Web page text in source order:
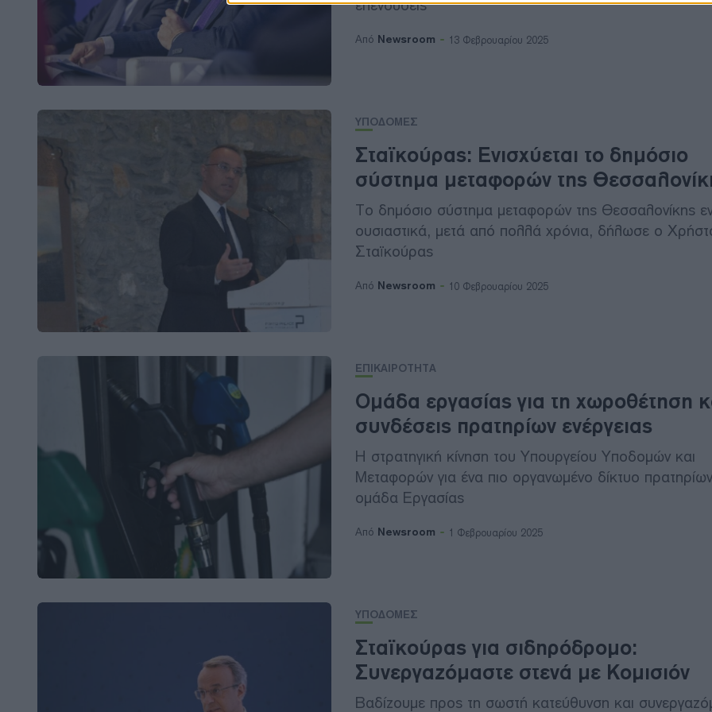
επενδύσεις
Από Newsroom 13 Φεβρουαρίου 2025
ΥΠΟΔΟΜΕΣ
Σταϊκούρας: Ενισχύεται το δημόσιο
σύστημα μεταφορών της
Το δημόσιο σύστημα μεταφορών της Θεσσαλονίκης
ουσιαστικά, μετά από πολλά χρόνια, δήλωσε ο
Σταϊκούρας
Από Newsroom 10 Φεβρουαρίου 2025
ΕΠΙΚΑΙΡΟΤΗΤΑ
Ομάδα εργασίας για τη χωροθέτηση
συνδέσεις πρατηρίων ενέργειας
Η στρατηγική κίνηση του Υπουργείου Υποδομών και
Μεταφορών για ένα πιο οργανωμένο δίκτυο
ομάδα Εργασίας
Από Newsroom 1 Φεβρουαρίου 2025
ΥΠΟΔΟΜΕΣ
Σταϊκούρας για σιδηρόδρομο:
Συνεργαζόμαστε στενά με Κομισιόν
Βαδίζουμε προς τη σωστή κατεύθυνση και